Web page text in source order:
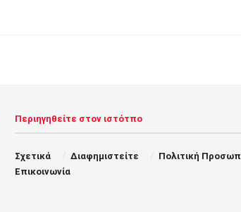
Περιηγηθείτε στον ιστότπο
Σχετικά Διαφημιστείτε
Πολιτική
Επικοινωνία